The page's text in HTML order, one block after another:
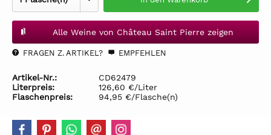
Alle Weine von Château Saint Pierre zeigen
FRAGEN Z. ARTIKEL? EMPFEHLEN
Artikel-Nr.:
CD62479
Literpreis:
126,60 €/Liter
Flaschenpreis:
94,95 €/Flasche(n)